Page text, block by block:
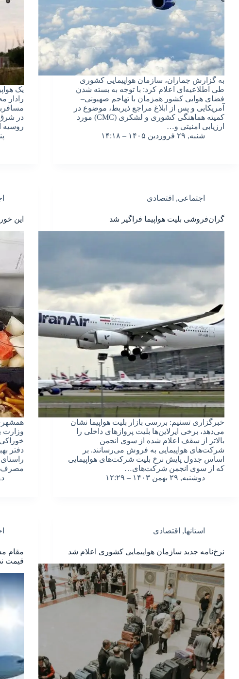
به گزارش جماران، سازمان هواپیمایی کشوری
طی اطلاعیه‌ای اعلام کرد: با توجه به بسته شدن
فضای هوایی کشور همزمان با تهاجم صهیونی–
آمریکایی و پس از ابلاغ مراجع ذیربط، موضوع در
کمیته هماهنگی کشوری و لشکری (CMC) مورد
ارزیابی امنیتی و…
شنبه, ۲۹ فروردین ۱۴۰۵ – ۱۴:۱۸
یک
رادار
در
روسیه
اجتماعی, اقتصادی
گران‌فروشی بلیت هواپیما فراگیر شد
خبرگزاری تسنیم: بررسی بازار بلیت هواپیما نشان
می‌دهد، برخی ایرلاین‌ها بلیت پروازهای داخلی را
بالاتر از سقف اعلام شده از سوی انجمن
شرکت‌های هواپیمایی به فروش می‌رسانند. بر
اساس جدول پایش نرخ بلیت شرکت‌های هواپیمایی
که از سوی انجمن شرکت‌های…
دوشنبه, ۲۹ بهمن ۱۴۰۳ – ۱۲:۲۹
این
همشهری
وزارت
دفتر
مصرف
استانها, اقتصادی
نرخ‌نامه جدید سازمان هواپیمایی کشوری اعلام شد
مقام
قیمت